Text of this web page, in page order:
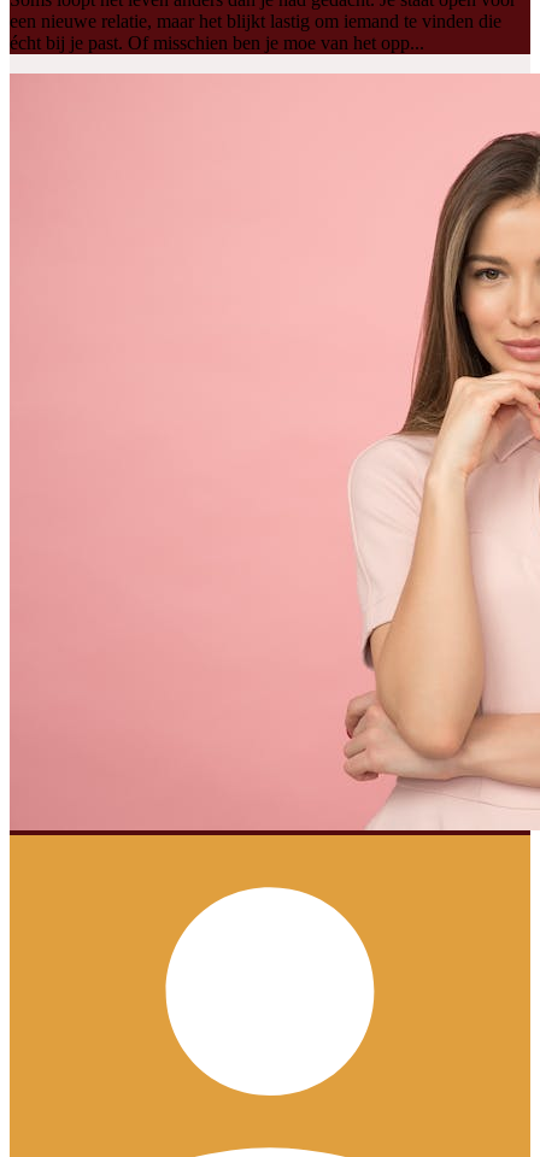
een nieuwe relatie, maar het blijkt lastig om iemand te vinden die
écht bij je past. Of misschien ben je moe van het opp...